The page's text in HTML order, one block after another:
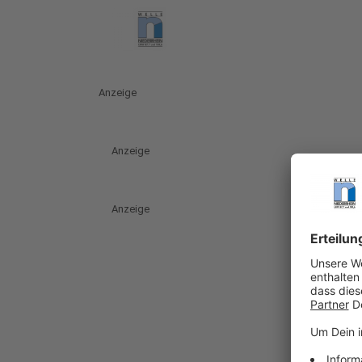
Anzeige
Anzeige
Anzeige